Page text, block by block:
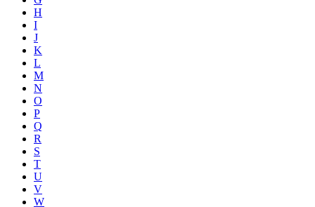
H
I
J
K
L
M
N
O
P
Q
R
S
T
U
V
W